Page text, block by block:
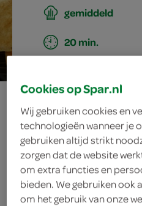
gemiddeld
20 min.
brosse
komijn
Cookies op Spar.nl
Wij gebruiken cookies en
technologieën wanneer je
gebruiken altijd strikt
zorgen dat de website
om extra functies en
bieden. We gebruiken
om het gebruik van onze